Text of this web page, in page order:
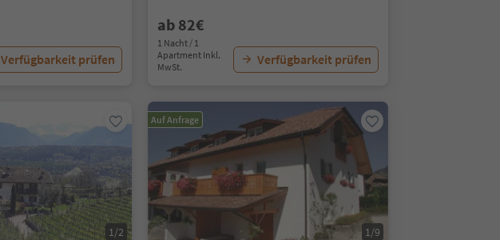
Verfügbarkeit prüfen
ab 82€
1 Nacht / 1
Apartment Inkl.
MwSt.
Verfügbarkeit prüfen
1/2
Auf Anfrage
1/9